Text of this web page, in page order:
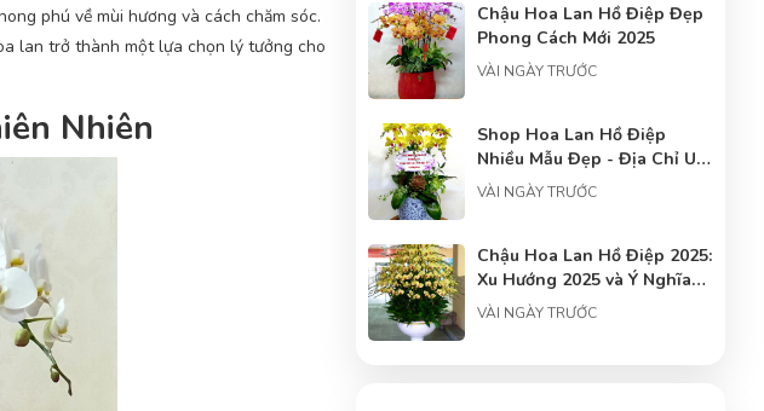
phú về mùi hương và cách chăm sóc.
lan trở thành một lựa chọn lý tưởng cho
Nhiên
Chậu Hoa Lan Hồ Điệp Đẹp
Phong Cách Mới 2025
VÀI NGÀY TRƯỚC
Shop Hoa Lan Hồ Điệp
Nhiều Mẫu Đẹp - Địa Chỉ Uy
Tín Cho Người Yêu Hoa
VÀI NGÀY TRƯỚC
Chậu Hoa Lan Hồ Điệp 2025:
Xu Hướng 2025 và Ý Nghĩa
Phong Thủy
VÀI NGÀY TRƯỚC